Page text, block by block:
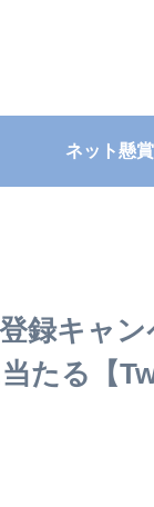
ネット懸賞
録キャ
たる【